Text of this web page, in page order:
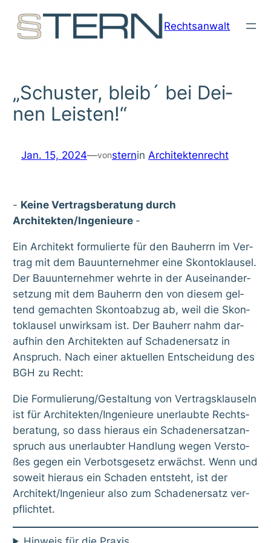
Zum
Inhalt
Rechtsanwalt
„Schus­ter, bleib´ bei Dei­
nen Leis­ten!“
Jan. 15, 2024—vonsternin Architektenrecht
- Kei­ne Ver­trags­be­ra­tung durch
Architekten/Ingenieure -
Ein Archi­tekt for­mu­lier­te für den Bau­herrn im Ver­
trag mit dem Bau­un­ter­neh­mer eine Skon­to­klau­sel.
Der Bau­un­ter­neh­mer wehr­te in der Aus­ein­an­der­
set­zung mit dem Bau­herrn den von die­sem gel­
tend gemach­ten Skon­to­ab­zug ab, weil die Skon­
to­klau­sel unwirk­sam ist. Der Bau­herr nahm dar­
auf­hin den Archi­tek­ten auf Scha­den­er­satz in
Anspruch. Nach einer aktu­el­len Ent­schei­dung des
BGH zu Recht:
Die Formulierung/Gestaltung von Ver­trags­klau­seln
ist für Architekten/Ingenieure uner­laub­te Rechts­
be­ra­tung, so dass hier­aus ein Scha­den­er­satz­an­
spruch aus uner­laub­ter Hand­lung wegen Ver­sto­
ßes gegen ein Ver­bots­ge­setz erwächst. Wenn und
soweit hier­aus ein Scha­den ent­steht, ist der
Architekt/Ingenieur also zum Scha­den­er­satz ver­
pflich­tet.